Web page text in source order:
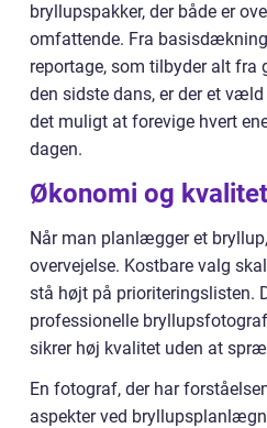
bryllupspakker, der både er
omfattende. Fra
reportage, som tilbyder alt
den sidste dans, er der et
det muligt at forevige hvert
dagen.
Økonomi og
Når man planlægger et
overvejelse. Kostbare valg
stå højt på prioriteringslisten.
professionelle
sikrer høj kvalitet uden at
En fotograf, der har
aspekter ved